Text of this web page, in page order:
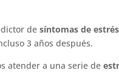
desíntomas de
3 años después.
atender a una serie de